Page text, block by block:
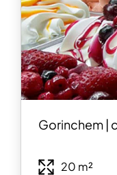
Gorinchem |
20 m²